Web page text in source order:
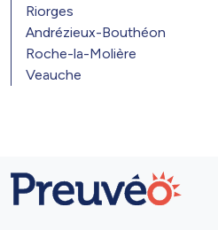
Riorges
Andrézieux-Bouthéon
Roche-la-Molière
Veauche